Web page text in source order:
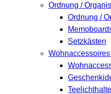
Ordnung /
Ordnung /
Setzkästen